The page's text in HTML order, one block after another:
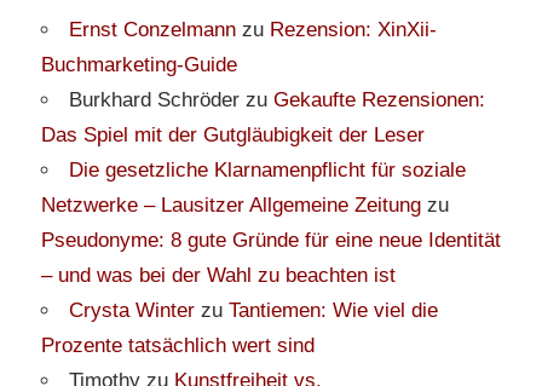
Ernst Conzelmann zu Rezension: XinXii-
Buchmarketing-Guide
Burkhard Schröder zu Gekaufte Rezensionen:
Das Spiel mit der Gutgläubigkeit der Leser
Die gesetzliche Klarnamenpflicht für soziale
Netzwerke – Lausitzer Allgemeine Zeitung zu
Pseudonyme: 8 gute Gründe für eine neue Identität
– und was bei der Wahl zu beachten ist
Crysta Winter zu Tantiemen: Wie viel die
Prozente tatsächlich wert sind
Timothy zu Kunstfreiheit vs.